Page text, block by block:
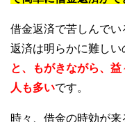
借金返済で苦しんで
返済は明らかに難しい
と、もがきながら、
人も多いです。
時々、借金の時効が